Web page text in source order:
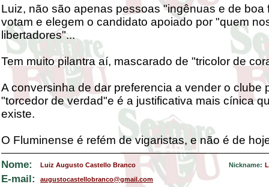
Luiz, não são apenas pessoas "ingênuas e de boa
votam e elegem o candidato apoiado por "quem
libertadores"...
Tem muito pilantra aí, mascarado de "tricolor de
A conversinha de dar preferencia a vender o clube
"torcedor de verdad"e é a justificativa mais cínica
existe.
O Fluminense é refém de vigaristas, e não é de
Nome: Luiz Augusto Castello Branco Nickname:
E-mail: augustocastellobranco@gmail.com